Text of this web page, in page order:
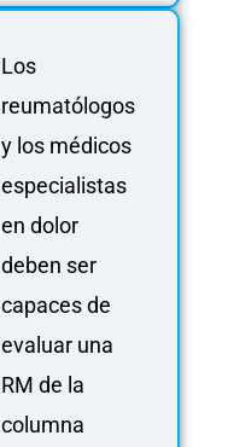
Los
reumatólogos
y los médicos
especialistas
en dolor
deben ser
capaces de
evaluar una
RM de la
columna